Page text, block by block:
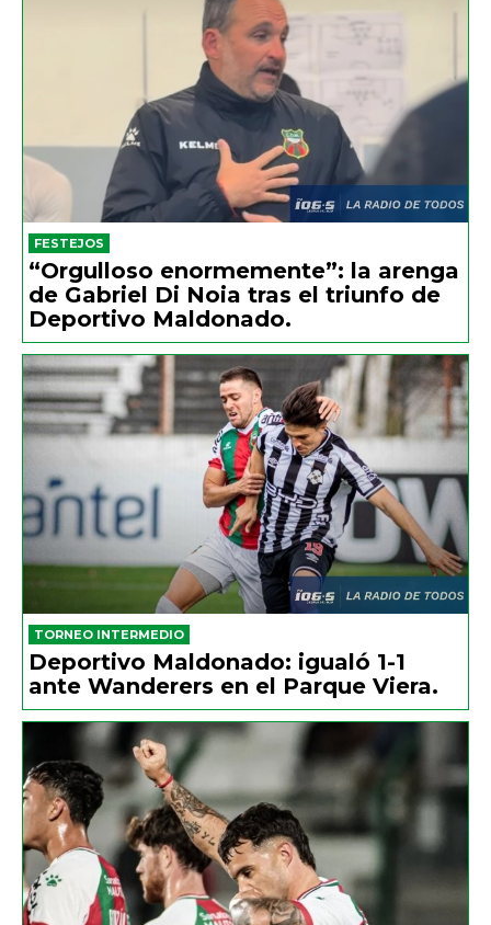
FESTEJOS
“Orgulloso enormemente”: la arenga
de Gabriel Di Noia tras el triunfo de
Deportivo Maldonado.
TORNEO INTERMEDIO
Deportivo Maldonado: igualó 1-1
ante Wanderers en el Parque Viera.